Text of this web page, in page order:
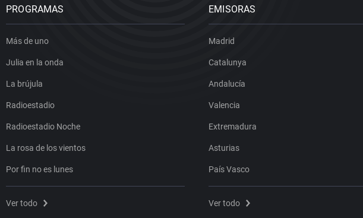
PROGRAMAS
Más de uno
Julia en la onda
La brújula
Radioestadio
Radioestadio Noche
La rosa de los vientos
Por fin no es lunes
Ver todo
EMISORAS
Madrid
Catalunya
Andalucía
Valencia
Extremadura
Asturias
País Vasco
Ver todo